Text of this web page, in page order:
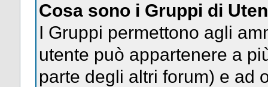
Cosa sono i Gruppi di
I Gruppi permettono agli
utente può appartenere a
parte degli altri forum) e ad